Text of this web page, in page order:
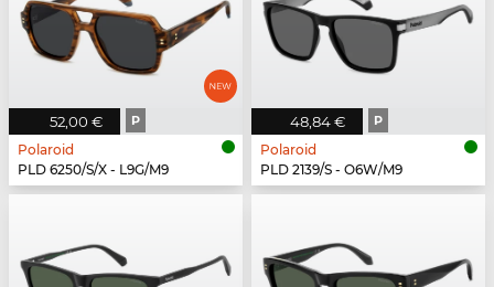
52,00 € P
Polaroid
PLD 6250/S/X - L9G/M9
48,84 € P
Polaroid
PLD 2139/S - O6W/M9